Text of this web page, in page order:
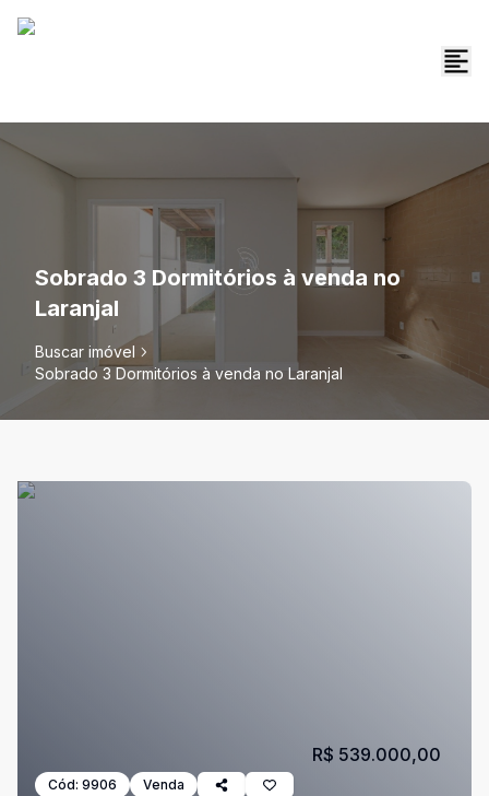
Sobrado 3 Dormitórios à venda no
Laranjal
Buscar imóvel
Sobrado 3 Dormitórios à venda no Laranjal
Cód: 9906 Venda
R$ 539.000,00